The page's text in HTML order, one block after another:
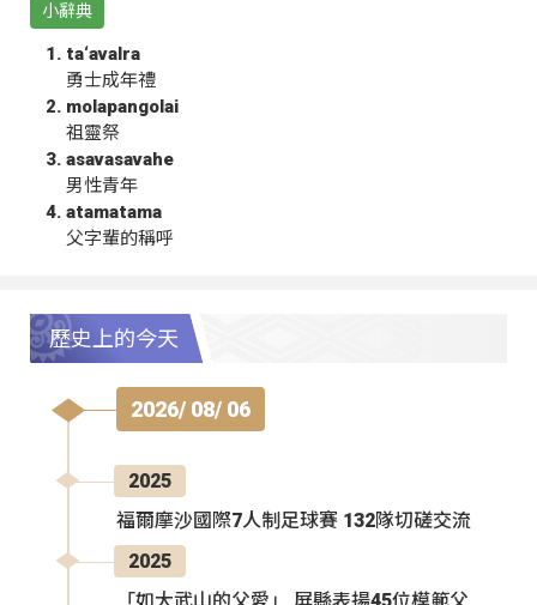
小辭典
ta‘avalra
勇士成年禮
molapangolai
祖靈祭
asavasavahe
男性青年
atamatama
父字輩的稱呼
歷史上的今天
2026/ 08/ 06
2025
福爾摩沙國際7人制足球賽 132隊切磋交流
2025